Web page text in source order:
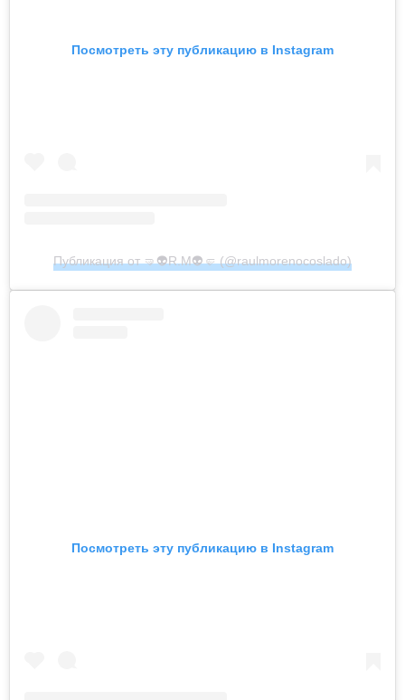
Посмотреть эту публикацию в Instagram
Публикация от 🤜👽R.M👽🤛 (@raulmorenocoslado)
Посмотреть эту публикацию в Instagram